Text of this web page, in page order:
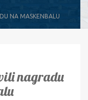
NA MASKENBALU
nagradu